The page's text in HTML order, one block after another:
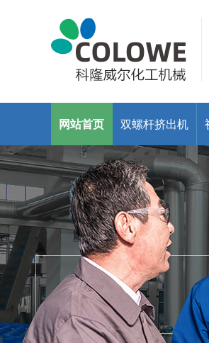
网站首页 双螺杆挤出机